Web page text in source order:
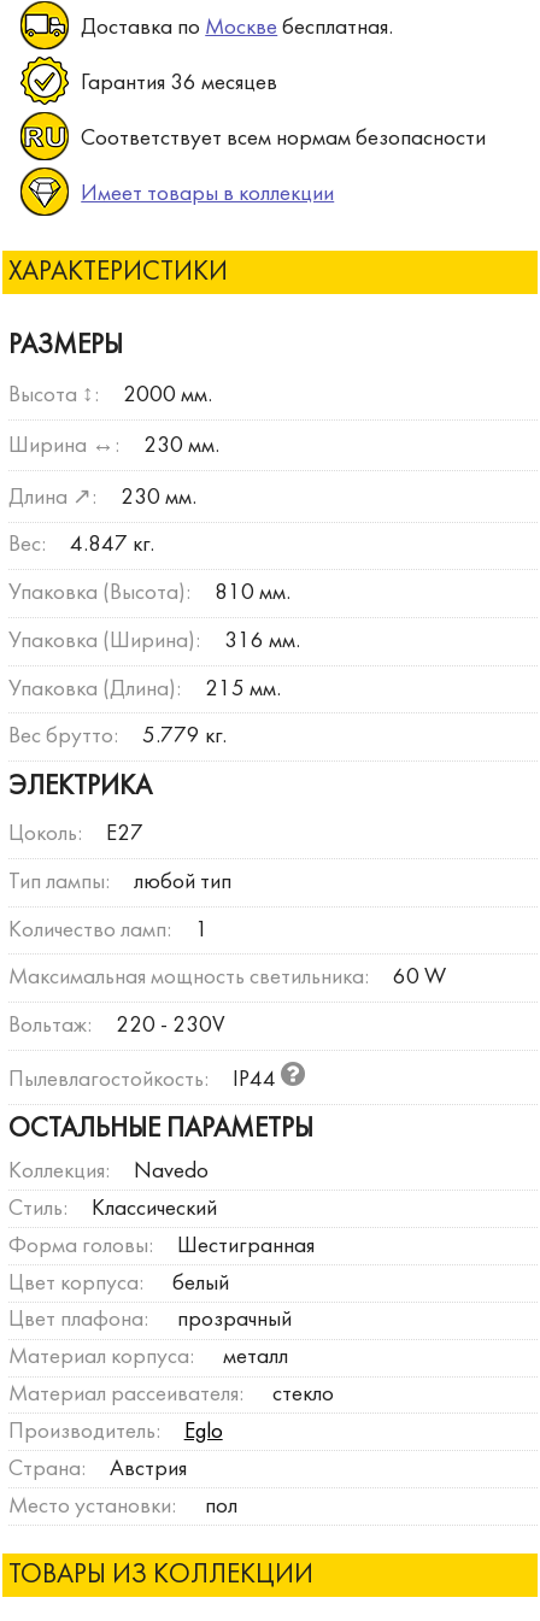
Доставка по Москве бесплатная.
Гарантия 36 месяцев
Соответствует всем нормам безопасности
Имеет товары в коллекции
ХАРАКТЕРИСТИКИ
РАЗМЕРЫ
Высота ↕: 2000 мм.
Ширина ↔: 230 мм.
Длина ↗: 230 мм.
Вес: 4.847 кг.
Упаковка (Высота): 810 мм.
Упаковка (Ширина): 316 мм.
Упаковка (Длина): 215 мм.
Вес брутто: 5.779 кг.
ЭЛЕКТРИКА
Цоколь: E27
Тип лампы: любой тип
Количество ламп: 1
Максимальная мощность светильника: 60 W
Вольтаж: 220 - 230V
Пылевлагостойкость: IP44
ОСТАЛЬНЫЕ ПАРАМЕТРЫ
Коллекция:
Navedo
Стиль:
Классический
Форма головы:
Шестигранная
Цвет корпуса:
белый
Цвет плафона:
прозрачный
Материал корпуса:
металл
Материал рассеивателя:
стекло
Производитель:
Eglo
Страна:
Австрия
Место установки:
пол
ТОВАРЫ ИЗ КОЛЛЕКЦИИ